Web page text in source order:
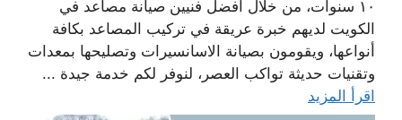
١٠ سنوات، من خلال أفضل فنيين صيانة مصاعد في
الكويت لديهم خبرة عريقة في تركيب المصاعد بكافة
أنواعها، ويقومون بصيانة الاسانسيرات وتصليحها بمعدات
وتقنيات حديثة تواكب العصر، لنوفر لكم خدمة جيدة ...
اقرأ المزيد